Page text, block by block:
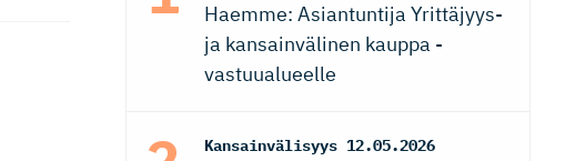
Haemme: Asiantuntija Yrittäjyys-
ja kansainvälinen kauppa -
vastuualueelle
Kansainvälisyys 12.05.2026